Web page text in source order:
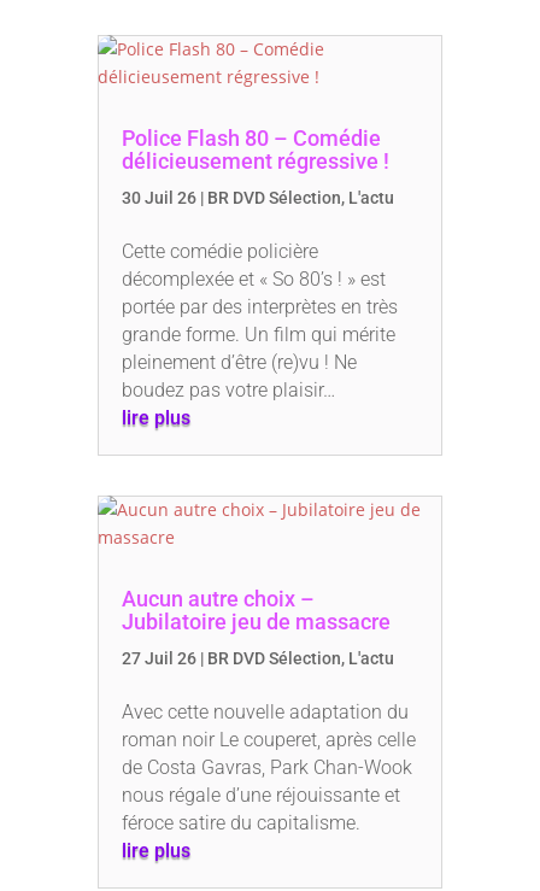
Police Flash 80 – Comédie
délicieusement régressive !
30 Juil 26| BR DVD Sélection, L'actu
Cette comédie policière
décomplexée et « So 80’s ! » est
portée par des interprètes en très
grande forme. Un film qui mérite
pleinement d’être (re)vu ! Ne
boudez pas votre plaisir…
lire plus
Aucun autre choix –
Jubilatoire jeu de massacre
27 Juil 26| BR DVD Sélection, L'actu
Avec cette nouvelle adaptation du
roman noir Le couperet, après celle
de Costa Gavras, Park Chan-Wook
nous régale d’une réjouissante et
féroce satire du capitalisme.
lire plus